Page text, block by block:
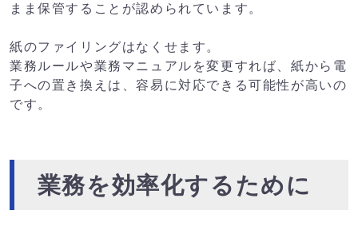
まま保管することが認められています。
紙のファイリングはなくせます。
業務ルールや業務マニュアルを変更すれば、紙から電
子への置き換えは、容易に対応できる可能性が高いの
です。
業務を効率化するために